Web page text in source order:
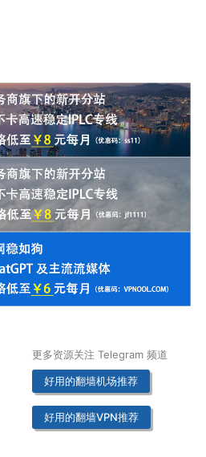
更多资源关注 Telegram 频道
好用的翻墙机场推荐
好用的翻墙VPN推荐